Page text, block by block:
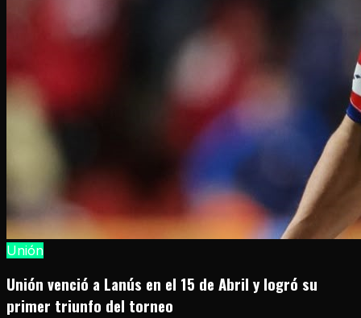
Unión
Unión venció a Lanús en el 15 de Abril y logró su
primer triunfo del torneo